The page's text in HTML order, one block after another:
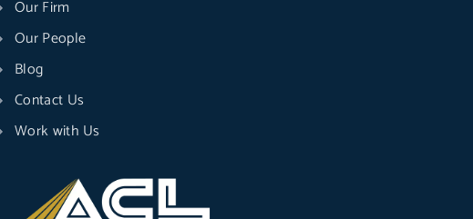
Our Firm
Our People
Blog
Contact Us
Work with Us